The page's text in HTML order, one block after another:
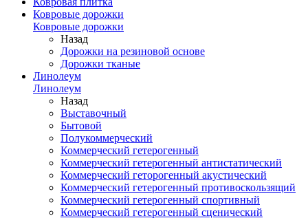
Ковровые дорожки
Ковровые дорожки
Назад
Дорожки на резиновой основе
Дорожки тканые
Линолеум
Линолеум
Назад
Выставочный
Бытовой
Полукоммерческий
Коммерческий гетерогенный
Коммерческий гетерогенный антистатический
Коммерческий геторогенный акустический
Коммерческий гетерогенный противоскользящий
Коммерческий гетерогенный спортивный
Коммерческий гетерогенный сценический